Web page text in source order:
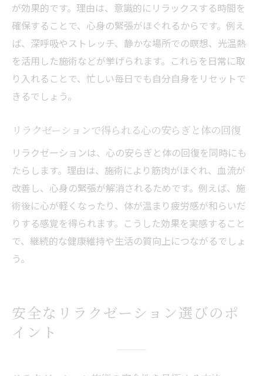
が効果的です。理由は、意識的にリラックスする時間を
確保することで、心身の緊張がほぐれるからです。例え
ば、深呼吸やストレッチ、静かな場所での瞑想、光温熱
を活用した施術などが挙げられます。これらを日常に取
り入れることで、忙しい毎日でも自分自身をリセットで
きるでしょう。
リラクゼーションで得られる心の安らぎと体の回復
リラクゼーションは、心の安らぎと体の回復を同時にも
たらします。理由は、施術により筋肉がほぐれ、血流が
改善し、心身の緊張が解消されるためです。例えば、施
術後に心が軽くなったり、体が温まり疲労感が和らいだ
りする感覚を得られます。こうした効果を実感すること
で、継続的な健康維持や生活の質向上につながるでしょ
う。
安全なリラクゼーション選びのポ
イント